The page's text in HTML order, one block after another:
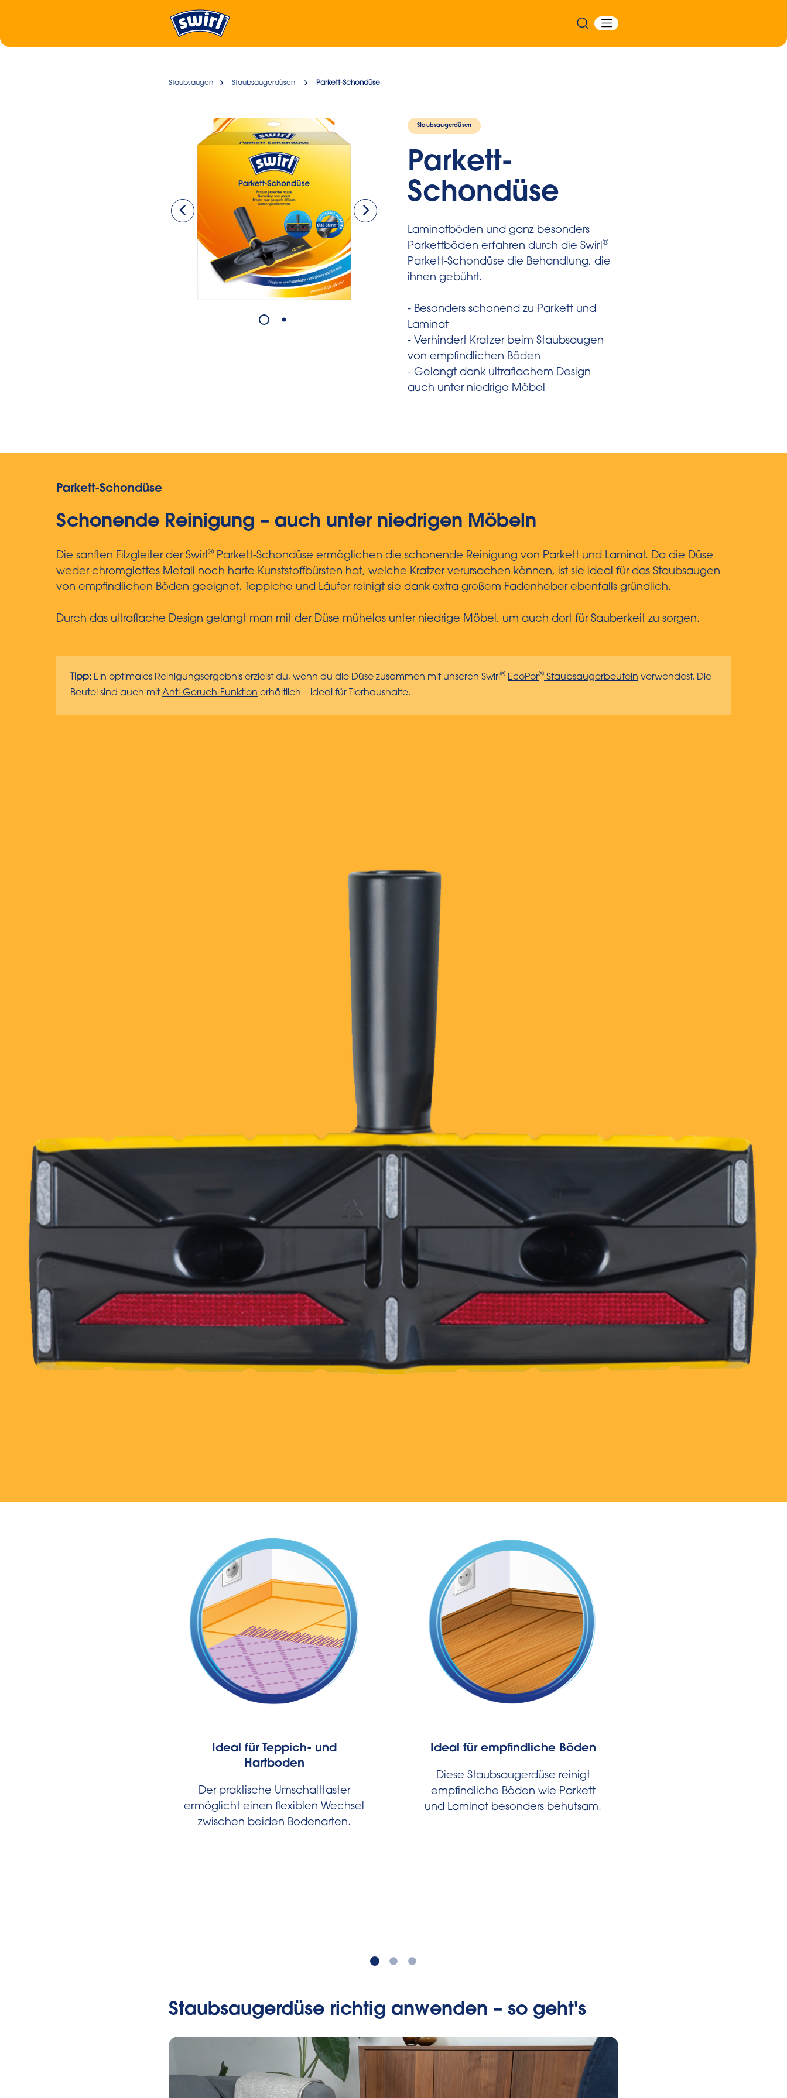
Staubsaugen Staubsaugerdüsen Parkett-Schondüse
Staubsaugerdüsen
Parkett-
Schondüse
Laminatböden und ganz besonders
Parkettböden erfahren durch die Swirl®
Parkett-Schondüse die Behandlung, die
ihnen gebührt.
- Besonders schonend zu Parkett und
Laminat
- Verhindert Kratzer beim Staubsaugen
von empfindlichen Böden
- Gelangt dank ultraflachem Design
auch unter niedrige Möbel
Parkett-Schondüse
Schonende Reinigung – auch unter niedrigen Möbeln
Die sanften Filzgleiter der Swirl® Parkett-Schondüse ermöglichen die schonende Reinigung von Parkett und Laminat. Da die Düse
weder chromglattes Metall noch harte Kunststoffbürsten hat, welche Kratzer verursachen können, ist sie ideal für das Staubsaugen
von empfindlichen Böden geeignet. Teppiche und Läufer reinigt sie dank extra großem Fadenheber ebenfalls gründlich.
Durch das ultraflache Design gelangt man mit der Düse mühelos unter niedrige Möbel, um auch dort für Sauberkeit zu sorgen.
Tipp: Ein optimales Reinigungsergebnis erzielst du, wenn du die Düse zusammen mit unseren Swirl ® EcoPor® Staubsaugerbeuteln verwendest. Die
Beutel sind auch mitAnti-Geruch-Funktion erhältlich – ideal für Tierhaushalte.
Ideal für Teppich- und
Hartboden
Der praktische Umschalttaster
ermöglicht einen flexiblen Wechsel
zwischen beiden Bodenarten.
Ideal für empfindliche Böden
Diese Staubsaugerdüse reinigt
empfindliche Böden wie Parkett
und Laminat besonders behutsam.
Staubsaugerdüse richtig anwenden – so geht's